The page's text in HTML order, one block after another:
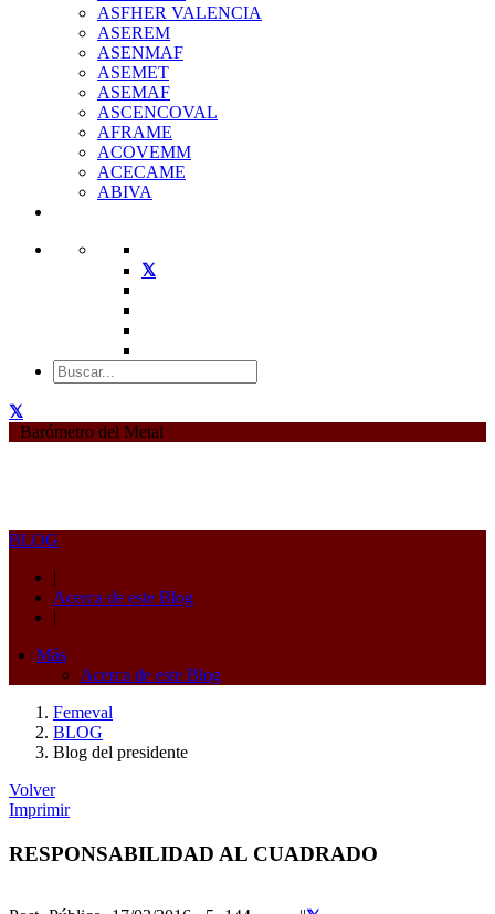
ASFHER VALENCIA
ASEREM
ASENMAF
ASEMET
ASEMAF
ASCENCOVAL
AFRAME
ACOVEMM
ACECAME
ABIVA
Barómetro del Metal
BLOG
|
Acerca de este Blog
|
Más
Acerca de este Blog
Femeval
BLOG
Blog del presidente
Volver
Imprimir
RESPONSABILIDAD AL CUADRADO